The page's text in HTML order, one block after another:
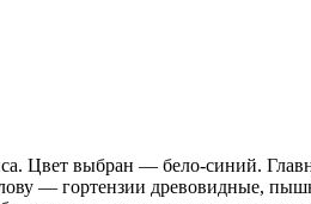
Цвет выбран — бело-синий.
— гортензии древовидные,